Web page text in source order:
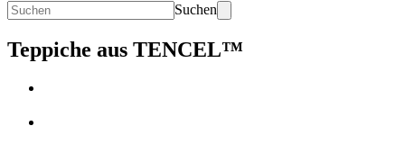
Suchen
Teppiche aus TENCEL™